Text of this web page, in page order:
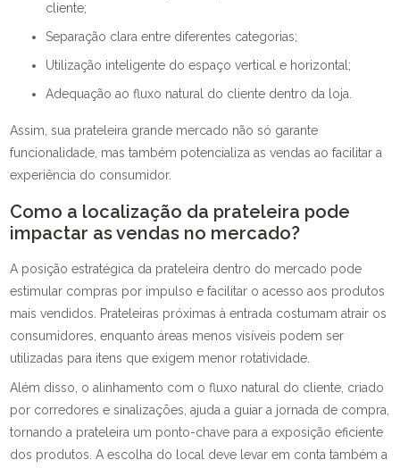
cliente;
Separação clara entre diferentes categorias;
Utilização inteligente do espaço vertical e horizontal;
Adequação ao fluxo natural do cliente dentro da loja.
Assim, sua prateleira grande mercado não só garante
funcionalidade, mas também potencializa as vendas ao facilitar a
experiência do consumidor.
Como a localização da prateleira pode
impactar as vendas no mercado?
A posição estratégica da prateleira dentro do mercado pode
estimular compras por impulso e facilitar o acesso aos produtos
mais vendidos. Prateleiras próximas à entrada costumam atrair os
consumidores, enquanto áreas menos visíveis podem ser
utilizadas para itens que exigem menor rotatividade.
Além disso, o alinhamento com o fluxo natural do cliente, criado
por corredores e sinalizações, ajuda a guiar a jornada de compra,
tornando a prateleira um ponto-chave para a exposição eficiente
dos produtos. A escolha do local deve levar em conta também a